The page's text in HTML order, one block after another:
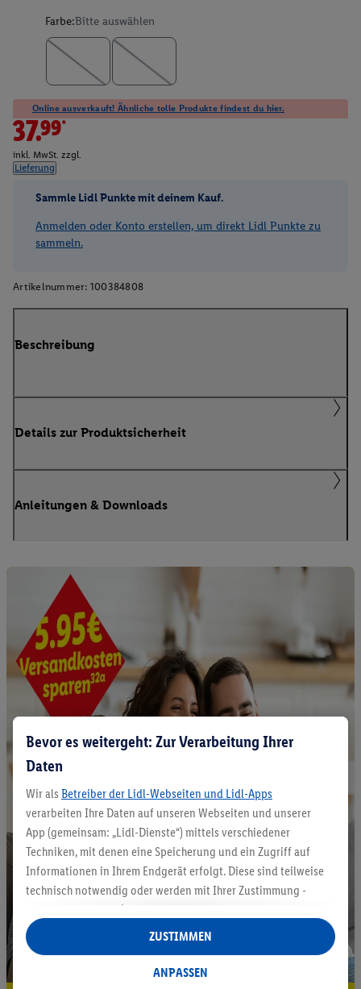
Farbe:Bitte auswählen
Online ausverkauft! Ähnliche tolle Produkte findest du hier.
37.99*
inkl. MwSt. zzgl.
Lieferung
Sammle Lidl Punkte mit deinem Kauf.
Anmelden oder Konto erstellen, um direkt Lidl Punkte zu
sammeln.
Artikelnummer: 100384808
Beschreibung
Details zur Produktsicherheit
Anleitungen & Downloads
Bevor es weitergeht: Zur Verarbeitung Ihrer
Daten
Wir als Betreiber der Lidl-Webseiten und Lidl-Apps
verarbeiten Ihre Daten auf unseren Webseiten und unserer
App (gemeinsam: „Lidl-Dienste“) mittels verschiedener
Techniken, mit denen eine Speicherung und ein Zugriff auf
Informationen in Ihrem Endgerät erfolgt. Diese sind teilweise
technisch notwendig oder werden mit Ihrer Zustimmung -
auch durch Partner (u.a.
Verantwortliche; im Zusammenhang mit dem IAB TCF
insgesamt
Statistik-Erstellung oder für personalisierte Werbung
ANPASSEN
ZUSTIMMEN